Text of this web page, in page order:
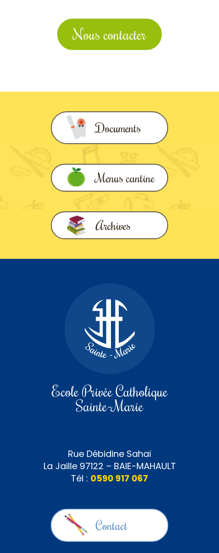
Nous contacter
Documents
Menus cantine
Archives
Ecole Privée Catholique
Sainte-Marie
Rue Débidine Sahaï
La Jaille 97122 – BAIE-MAHAULT
Tél : 0590 917 067
Contact